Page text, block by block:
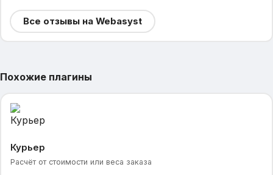
Все отзывы на Webasyst
Похожие плагины
Курьер
Расчёт от стоимости или веса заказа